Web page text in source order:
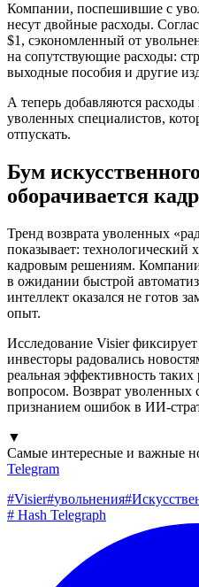
Компании, поспешившие с
несут двойные расходы.
$1, сэкономленный от
на сопутствующие расходы:
выходные пособия и другие
А теперь добавляются
уволенных специалистов,
отпускать.
Бум
оборачивается
Тренд возврата уволенных
показывает:
кадровым решениям.
в ожидании быстрой
интеллект оказался не готов
опыт.
Исследование Visier
инвесторы радовались
реальная эффективность
вопросом. Возврат уволенных
признанием ошибок в ИИ-
▼
Самые интересные и важные
Telegram
#Visier#увольнения#
# Hash Telegraph